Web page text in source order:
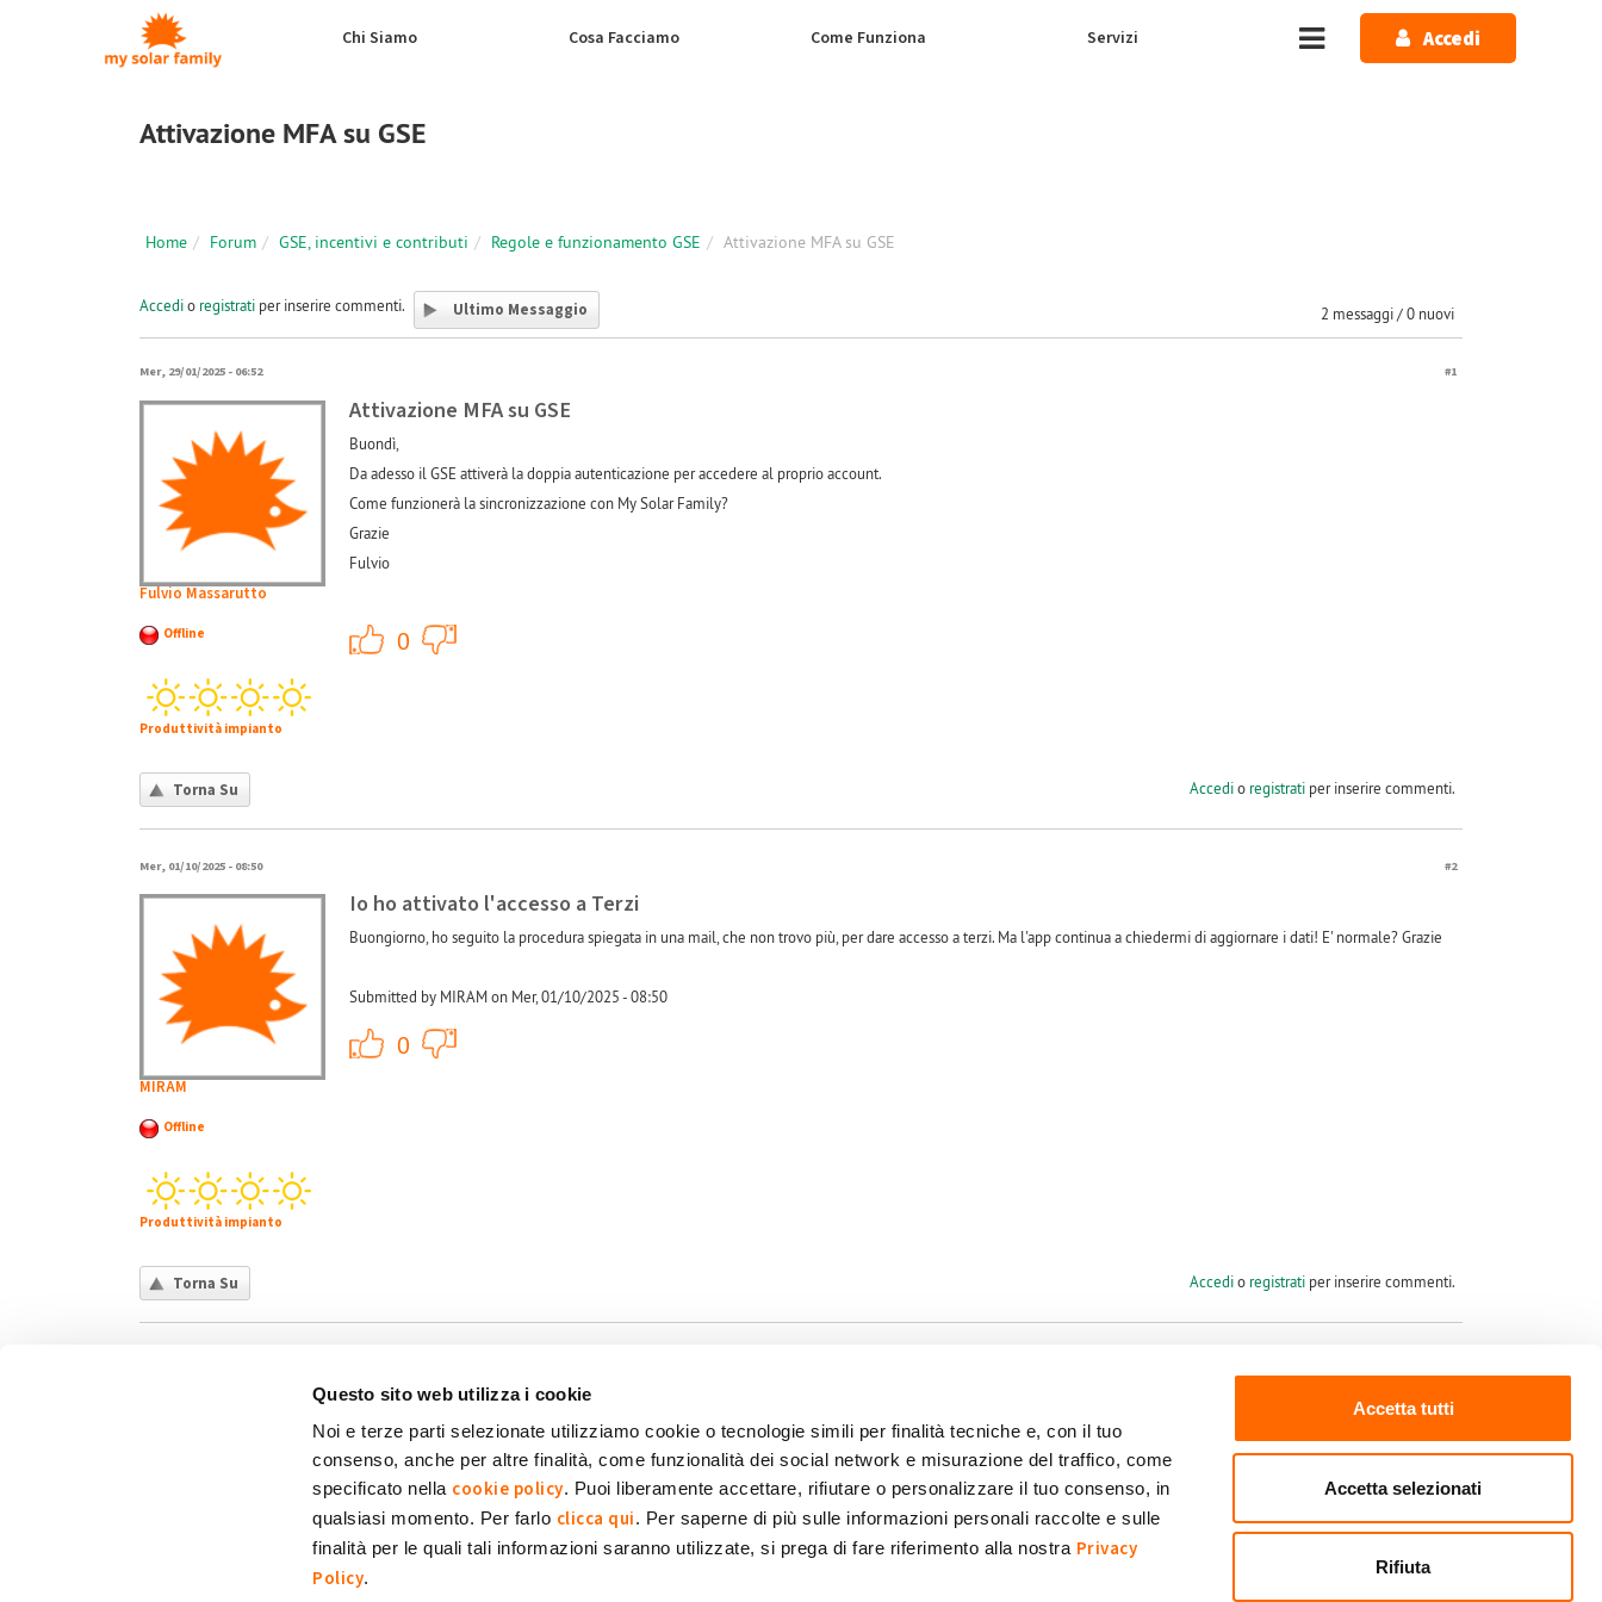
Questo sito web utilizza i cookie
Noi e terze parti selezionate utilizziamo cookie o tecnologie simili per finalità tecniche e, con il tuo
consenso, anche per altre finalità, come funzionalità dei social network e misurazione del traffico, come
specificato nella cookie policy. Puoi liberamente accettare, rifiutare o personalizzare il tuo consenso, in
qualsiasi momento. Per farlo clicca qui. Per saperne di più sulle informazioni personali raccolte e sulle
finalità per le quali tali informazioni saranno utilizzate, si prega di fare riferimento alla nostra Privacy
Policy.
Accetta tutti
Accetta selezionati
Rifiuta
Salta al contenuto principale
Chi Siamo Cosa Facciamo Come Funziona Servizi Accedi
Attivazione MFA su GSE
Home Forum GSE, incentivi e contributi Regole e funzionamento GSE Attivazione MFA su GSE
2 messaggi / 0 nuovi
Accedio registrati per inserire commenti. Ultimo Messaggio
Mer, 29/01/2025 - 06:52 #1
Fulvio Massarutto
Offline
Produttività impianto
Attivazione MFA su GSE
Buondì,
Da adesso il GSE attiverà la doppia autenticazione per accedere al proprio account.
Come funzionerà la sincronizzazione con My Solar Family?
Grazie
Fulvio
0
Torna Su Accedio registratiper inserire commenti.
Mer, 01/10/2025 - 08:50 #2
MIRAM
Offline
Produttività impianto
Io ho attivato l'accesso a Terzi
Buongiorno, ho seguito la procedura spiegata in una mail, che non trovo più, per dare accesso a terzi. Ma l'app continua a chiedermi di aggiornare i dati! E' normale? Grazie
Submitted by MIRAM on Mer, 01/10/2025 - 08:50
0
Torna Su Accedio registratiper inserire commenti.
Contatti Privacy policy Cookie Dichiarazione di accessibilità POR FESR 2014-2020
My Solar Family è un marchio di Eni Plenitude SpA Società Benefit
Via Giovanni Lorenzini, 4
POWERED BY: